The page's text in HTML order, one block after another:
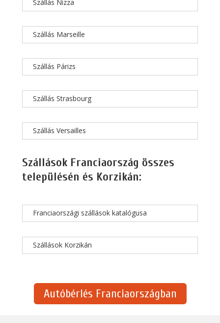
Szállás Nizza
Szállás Marseille
Szállás Párizs
Szállás Strasbourg
Szállás Versailles
Szállások Franciaország összes
településén és Korzikán:
Franciaországi szállások katalógusa
Szállások Korzikán
Autóbérlés Franciaországban